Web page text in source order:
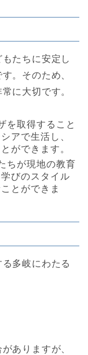
たちに安定し
。そのため、
に大切です。
を取得すること
アで生活し、
ができます。
ちが現地の教育
びのスタイル
とができま
多岐にわたる
ありますが、